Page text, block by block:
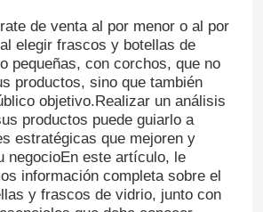
de venta al por menor o al por
elegir frascos y botellas de
pequeñas, con corchos, que no
productos, sino que también
objetivo.Realizar un análisis
productos puede guiarlo a
estratégicas que mejoren y
negocioEn este artículo, le
información completa sobre el
y frascos de vidrio, junto con